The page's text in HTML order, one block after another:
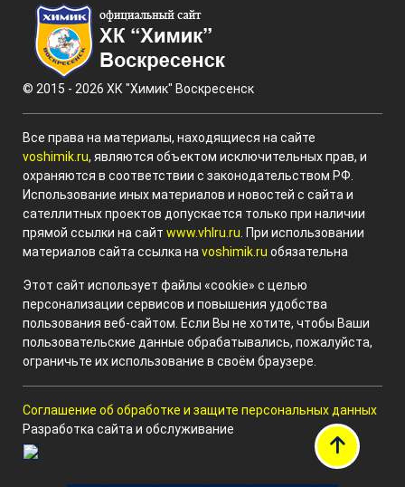
© 2015 - 2026 ХК "Химик" Воскресенск
Все права на материалы, находящиеся на сайте
voshimik.ru, являются объектом исключительных прав, и
охраняются в соответствии с законодательством РФ.
Использование иных материалов и новостей с сайта и
сателлитных проектов допускается только при наличии
прямой ссылки на сайт www.vhlru.ru . При использовании
материалов сайта ссылка на voshimik.ru обязательна
Этот сайт использует файлы «cookie» с целью
персонализации сервисов и повышения удобства
пользования веб-сайтом. Если Вы не хотите, чтобы Ваши
пользовательские данные обрабатывались, пожалуйста,
ограничьте их использование в своём браузере.
Соглашение об обработке и защите персональных данных
Разработка сайта и обслуживание